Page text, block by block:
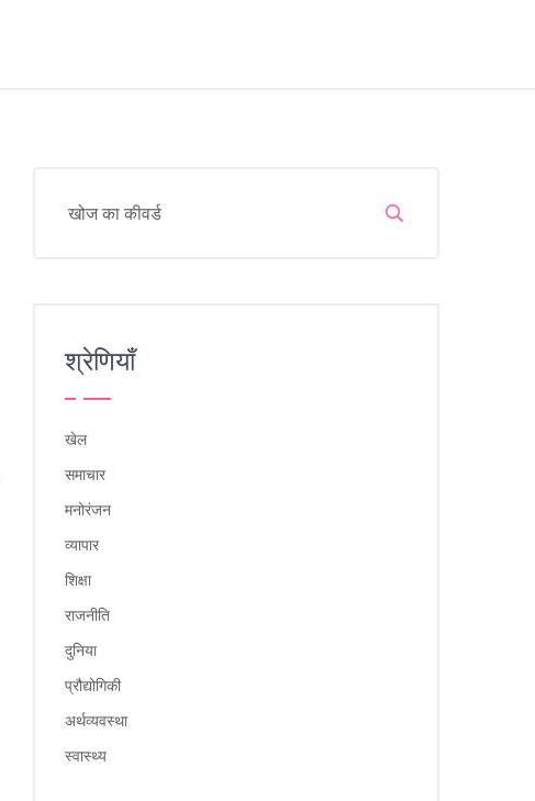
श्रेणियाँ
खेल
समाचार
मनोरंजन
व्यापार
शिक्षा
राजनीति
दुनिया
प्रौद्योगिकी
अर्थव्यवस्था
स्वास्थ्य